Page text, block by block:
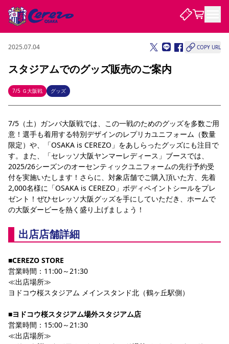
試合・チーム
試合について
試合日程 / 結果 順位表
チームについて
選手・スタッフ スケジュール メディア情報 アクセス
レディース
アカデミー
ハナサカプレーヤー 歴代所属選手
観戦する
チケット
チケット情報 販売スケジュール 価格・席種
購入方法
シーズンシート 法人シーズンシート 福祉サービス
団体チケット
特定興行入場券
譲渡サービス リセールサービス
観戦ガイド
初めて観戦ガイド キッズ向けサービス グルメ
マッチデープログラム
観戦マナー&ルール ビジターサポーター観戦ガイド 公式アプリ
YANMAR HANASAKA STADIUM
DAZNで観戦
DAZNで観戦
アウェイツアー
アウェイツアー
よくある質問
クラブを知る
セレッソ大阪について
クラブ紹介 沿革 シーズン記録 求人情報
サポートする
パートナー企業募集中 セレッソ大阪VISAカード
Lise（ライセンスビジネス）
サステナビリティポリシー
活動レポート SPORT POSITIVE LEAGUES
スポーツクラブ
スポーツクラブ
関連団体/施設
ファンクラブ
ファンクラブ
SAKURA SOCIO SAKURA POINT Program 招待券引換方法
ニュース
すべて チーム グッズ チケット イベント ファンクラブ
アカデミー
2025.07.04 COPY URL
スタジアムでのグッズ販売のご案内
7/5 Ｇ大阪戦 グッズ
7/5（土）ガンバ大阪戦では、この一戦のためのグッズを多数ご用
意！選手も着用する特別デザインのレプリカユニフォーム（数量
限定）や、「OSAKA is CEREZO」をあしらったグッズにも注目で
す。また、「セレッソ大阪ヤンマーレディース」ブースでは、
2025/26シーズンのオーセンティックユニフォームの先行予約受
付を実施いたします！さらに、対象店舗でご購入頂いた方、先着
2,000名様に「OSAKA is CEREZO」ボディペイントシールをプレ
ゼント！ぜひセレッソ大阪グッズを手にしていただき、ホームで
の大阪ダービーを熱く盛り上げましょう！
出店店舗詳細
■CEREZO STORE
営業時間：11:00～21:30
≪出店場所≫
ヨドコウ桜スタジアム メインスタンド北（鶴ヶ丘駅側）
■ヨドコウ桜スタジアム場外スタジアム店
営業時間：15:00～21:30
≪出店場所≫